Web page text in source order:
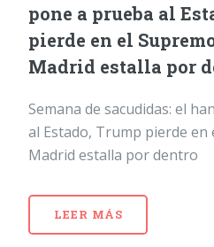
pone a prueba al
pierde en el
Madrid estalla por
Semana de sacudidas: el
al Estado, Trump pierde en
Madrid estalla por dentro
LEER MÁS